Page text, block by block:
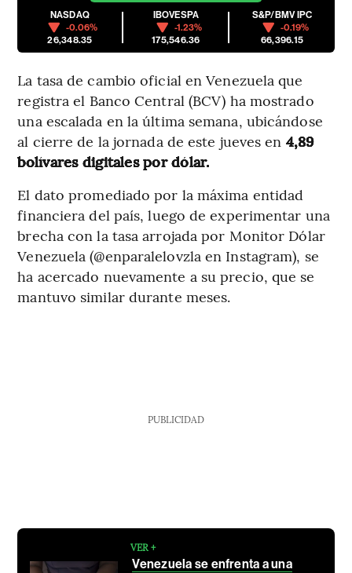
NASDAQ
-0.06%
26,348.35
IBOVESPA
-1.23%
175,546.36
S&P/BMV IPC
-0.19%
66,396.15
La tasa de cambio oficial en Venezuela que
registra el Banco Central (BCV) ha mostrado
una escalada en la última semana, ubicándose
al cierre de la jornada de este jueves en 4,89
bolívares digitales por dólar.
El dato promediado por la máxima entidad
financiera del país, luego de experimentar una
brecha con la tasa arrojada por Monitor Dólar
Venezuela (@enparalelovzla en Instagram), se
ha acercado nuevamente a su precio, que se
mantuvo similar durante meses.
PUBLICIDAD
VER +
Venezuela se enfrenta a una